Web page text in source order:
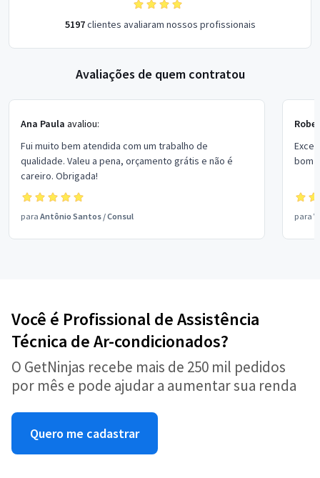
5197clientes avaliaram nossos profissionais
Avaliações de quem contratou
Ana Paula avaliou:
Fui muito bem atendida com um trabalho de
qualidade. Valeu a pena, orçamento grátis e não é
careiro. Obrigada!
para Antônio Santos /Consul
bom
para
Você é Profissional de Assistência
Técnica de Ar-condicionados?
O GetNinjas recebe mais de 250 mil pedidos
por mês e pode ajudar a aumentar sua renda
Quero me cadastrar